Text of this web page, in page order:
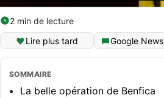
2 min de lecture
Lire plus tard
Google News
SOMMAIRE
La belle opération de Benfica